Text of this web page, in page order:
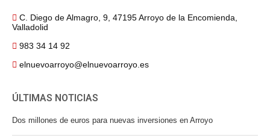
C. Diego de Almagro, 9, 47195 Arroyo de la Encomienda,
Valladolid
983 34 14 92
elnuevoarroyo@elnuevoarroyo.es
ÚLTIMAS NOTICIAS
Dos millones de euros para nuevas inversiones en Arroyo